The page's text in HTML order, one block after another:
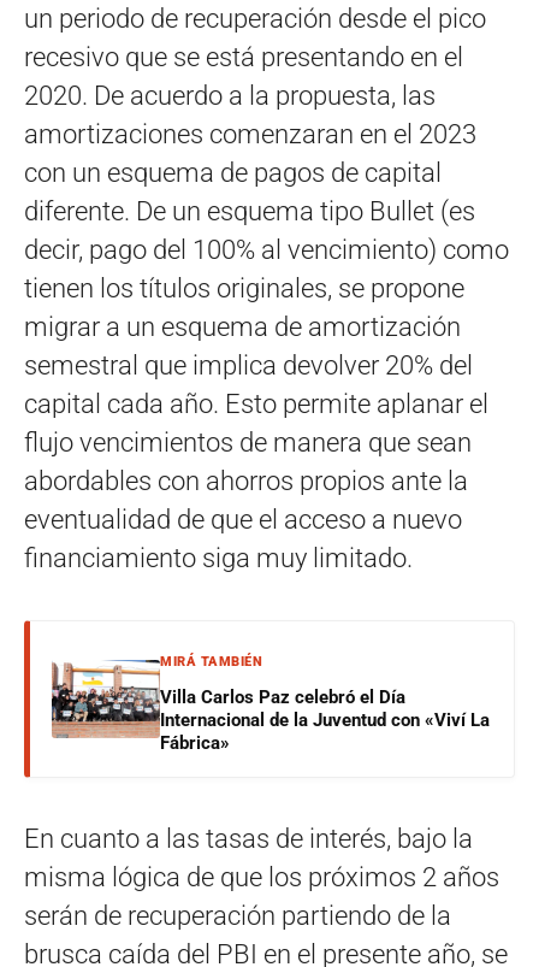
un periodo de recuperación desde el pico
recesivo que se está presentando en el
2020. De acuerdo a la propuesta, las
amortizaciones comenzaran en el 2023
con un esquema de pagos de capital
diferente. De un esquema tipo Bullet (es
decir, pago del 100% al vencimiento) como
tienen los títulos originales, se propone
migrar a un esquema de amortización
semestral que implica devolver 20% del
capital cada año. Esto permite aplanar el
flujo vencimientos de manera que sean
abordables con ahorros propios ante la
eventualidad de que el acceso a nuevo
financiamiento siga muy limitado.
MIRÁ TAMBIÉN
Villa Carlos Paz celebró el Día
Internacional de la Juventud con «Viví La
Fábrica»
En cuanto a las tasas de interés, bajo la
misma lógica de que los próximos 2 años
serán de recuperación partiendo de la
brusca caída del PBI en el presente año, se